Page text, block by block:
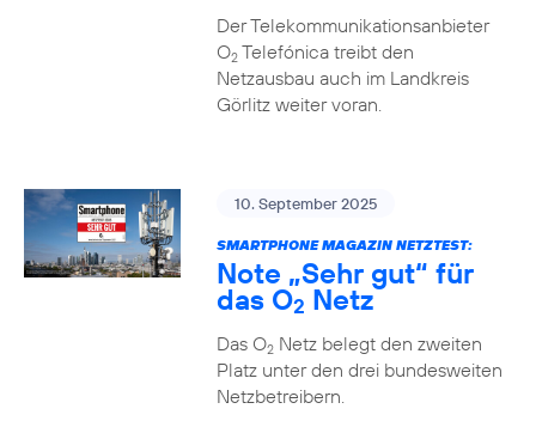
Der Telekommunikationsanbieter
O2Telefónica treibt den
Netzausbau auch im Landkreis
Görlitz weiter voran.
10. September 2025
SMARTPHONE MAGAZIN NETZTEST:
Note „Sehr gut“ für
das O2 Netz
Das O2Netz belegt den zweiten
Platz unter den drei bundesweiten
Netzbetreibern.